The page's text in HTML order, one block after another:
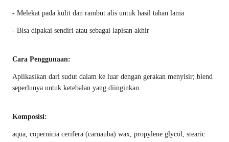
- Melekat pada kulit dan rambut alis untuk hasil tahan lama
- Bisa dipakai sendiri atau sebagai lapisan akhir
Cara Penggunaan:
Aplikasikan dari sudut dalam ke luar dengan gerakan menyisir; blend
seperlunya untuk ketebalan yang diinginkan.
Komposisi:
aqua, copernicia cerifera (carnauba) wax, propylene glycol, stearic